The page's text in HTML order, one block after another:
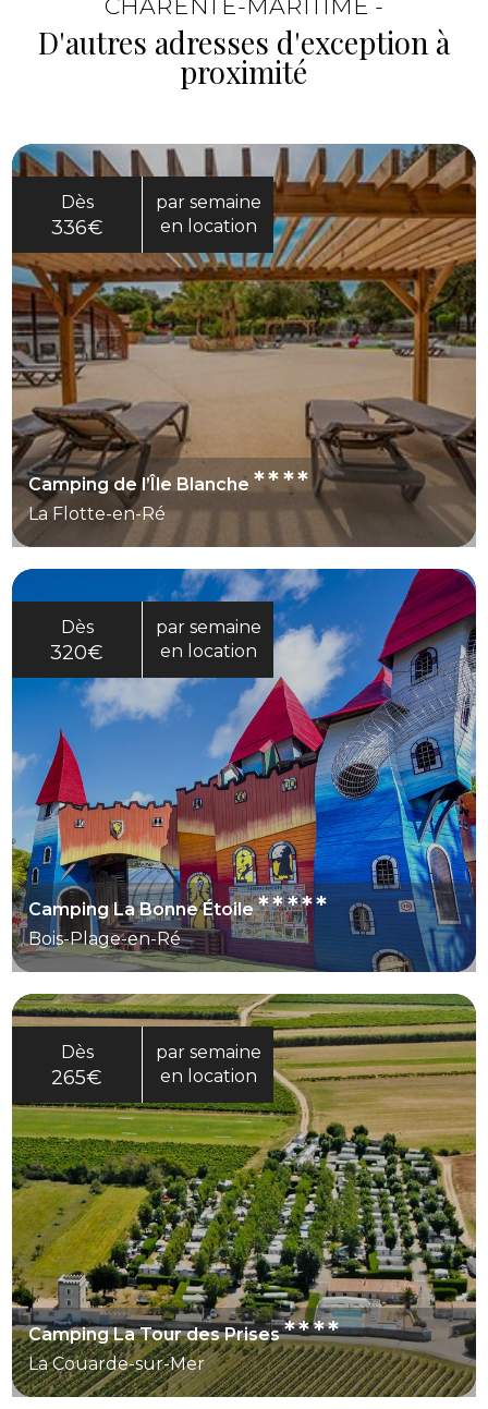
CHARENTE-MARITIME -
D'autres adresses d'exception à
proximité
Dès
336€
par semaine
en location
Camping de l’Île Blanche****
La Flotte-en-Ré
Dès
320€
par semaine
en location
Camping La Bonne Étoile*****
Bois-Plage-en-Ré
Dès
265€
par semaine
en location
Camping La Tour des Prises****
La Couarde-sur-Mer